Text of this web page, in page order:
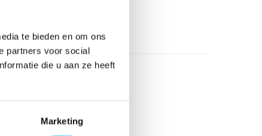
te bieden en om ons
partners voor social
die u aan ze heeft
Marketing